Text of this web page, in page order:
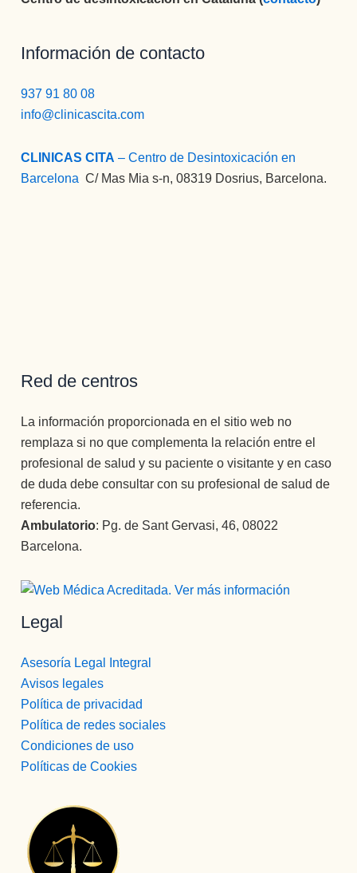
Información de contacto
937 91 80 08
info@clinicascita.com
CLINICAS CITA – Centro de Desintoxicación en
Barcelona :C/ Mas Mia s-n, 08319 Dosrius, Barcelona.
Red de centros
La información proporcionada en el sitio web no
remplaza si no que complementa la relación entre el
profesional de salud y su paciente o visitante y en caso
de duda debe consultar con su profesional de salud de
referencia.
Ambulatorio: Pg. de Sant Gervasi, 46, 08022
Barcelona.
Legal
Asesoría Legal Integral
Avisos legales
Política de privacidad
Política de redes sociales
Condiciones de uso
Políticas de Cookies